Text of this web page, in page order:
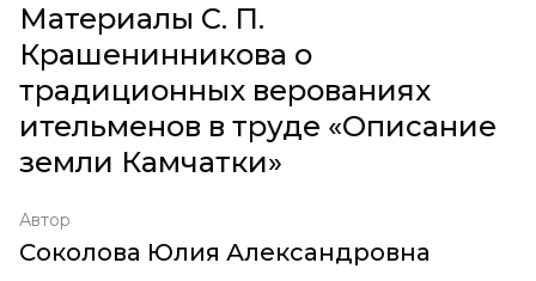
Материалы С. П.
Крашенинникова о
традиционных верованиях
ительменов в труде «Описание
земли Камчатки»
Автор
Соколова Юлия Александровна